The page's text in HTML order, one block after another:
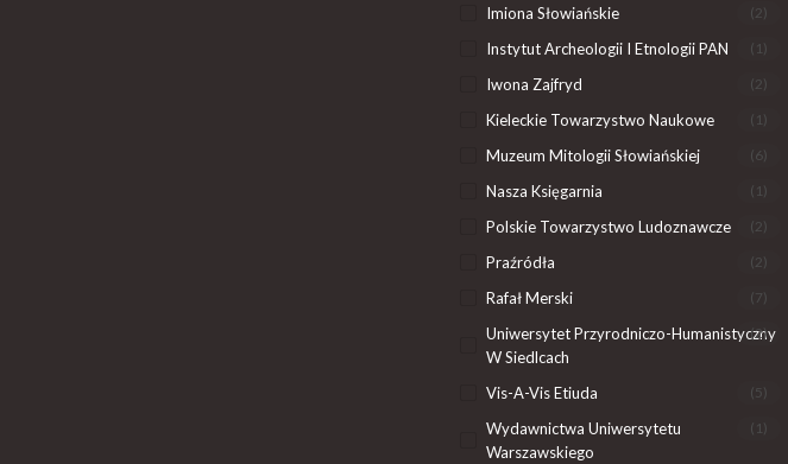
Imiona Słowiańskie (2)
Instytut Archeologii I Etnologii PAN (1)
Iwona Zajfryd (2)
Kieleckie Towarzystwo Naukowe (1)
Muzeum Mitologii Słowiańskiej (6)
Nasza Księgarnia (1)
Polskie Towarzystwo Ludoznawcze (2)
Praźródła (2)
Rafał Merski (7)
Uniwersytet Przyrodniczo-Humanistyczny
W Siedlcach
(2)
Vis-A-Vis Etiuda (5)
Wydawnictwa Uniwersytetu
Warszawskiego
(1)